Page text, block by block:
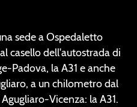
sede a Ospedaletto
casello dell'autostrada di
Padova, la A31 e anche
a un chilometro dal
Vicenza: la A31.